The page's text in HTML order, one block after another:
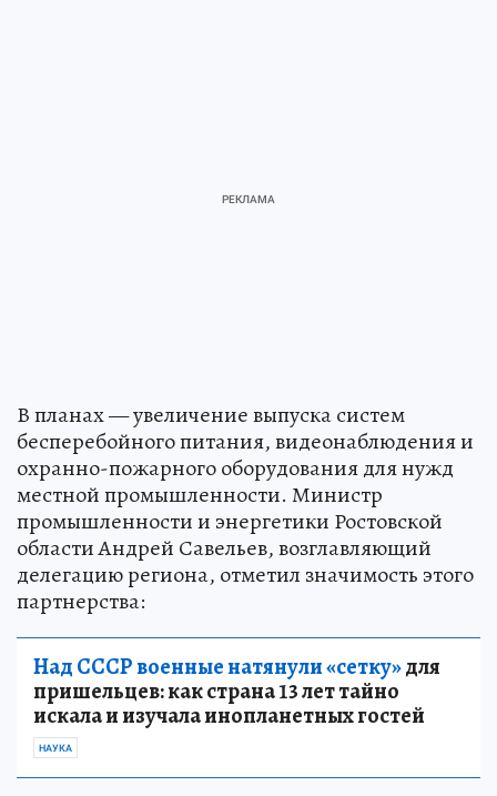
В планах — увеличение выпуска систем
бесперебойного питания, видеонаблюдения и
охранно-пожарного оборудования для нужд
местной промышленности. Министр
промышленности и энергетики Ростовской
области Андрей Савельев, возглавляющий
делегацию региона, отметил значимость этого
партнерства:
Над СССР военные натянули «сетку»для
пришельцев: как страна 13 лет тайно
искала и изучала инопланетных гостей
НАУКА